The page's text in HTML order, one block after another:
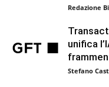
Redazione
unifica
Stefano